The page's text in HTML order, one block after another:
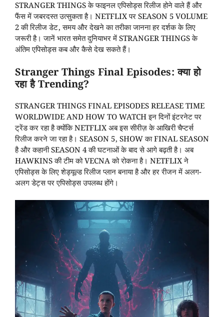
STRANGER THINGS के फाइनल एपिसोड्स रिलीज होने वाले हैं और
फैंस में जबरदस्त उत्सुकता है। NETFLIX पर SEASON 5 VOLUME
2 की रिलीज डेट, समय और देखने का तरीका जानना हर दर्शक के लिए
जरूरी है। जानें भारत समेत दुनियाभर में STRANGER THINGS के
अंतिम एपिसोड्स कब और कैसे देख सकते हैं।
Stranger Things Final Episodes: क्या हो
रहा है Trending?
STRANGER THINGS FINAL EPISODES RELEASE TIME
WORLDWIDE AND HOW TO WATCH इन दिनों इंटरनेट पर
ट्रेंड कर रहा है क्योंकि NETFLIX अब इस सीरीज़ के आखिरी चैप्टर्स
रिलीज करने जा रहा है। SEASON 5, SHOW का FINAL SEASON
है और कहानी SEASON 4 की घटनाओं के बाद से आगे बढ़ती है। अब
HAWKINS की टीम को VECNA को रोकना है। NETFLIX ने
एपिसोड्स के लिए शेड्यूल्ड रिलीज प्लान बनाया है और हर रीजन में अलग-
अलग डेट्स पर एपिसोड्स उपलब्ध होंगे।